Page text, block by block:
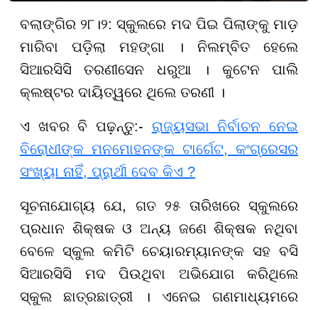
ବଲାଙ୍ଗିର ୨୮।୨: ସ୍କୁଲରେ ମଦ ପିଇ ପିଲାଙ୍କୁ ମାଡ଼
ମାରିବା ପଡ଼ିଲା ମହଙ୍ଗା । ନିଲମ୍ବିତ ହେଲେ
ସିଆରସିସି ତରଣୀସେନ ଧରୁଆ । କୁଟେନ ପାଲି
କ୍ଲଷ୍ଟର ଦାୟିତ୍ୱରେ ଥିଲେ ତରଣୀ ।
ଏ ଖବର ବି ପଢ଼ନ୍ତୁ:- ରାଜ୍ୟସଭା ନିର୍ବାଚନ ନେଇ
ବିରୋଧୀଙ୍କ ମନମୋହନଙ୍କ ଟାର୍ଗେଟ, କଂଗ୍ରେସର
ସଂଖ୍ୟା ନାହିଁ, ପ୍ରାର୍ଥୀ ଦେବ କିଏ ?
ସୂଚନାଯୋଗ୍ୟ ଯେ, ଗତ ୨୫ ତାରିଖରେ ସ୍କୁଲରେ
ପ୍ରଧାନ ଶିକ୍ଷକ ଓ ଅନ୍ୟ ଜଣେ ଶିକ୍ଷକ ନଥିବା
ବେଳେ ସ୍କୁଲ କମିଟି ଚେୟାରମ୍ୟାନଙ୍କ ସହ ବସି
ସିଆରସିସି ମଦ ପିଉଥିବା ଅଭିଯୋଗ କରିଥିଲେ
ସ୍କୁଲ ଛାତ୍ରଛାତ୍ରୀ । ଏନେଇ ଗଣମାଧ୍ୟମରେ